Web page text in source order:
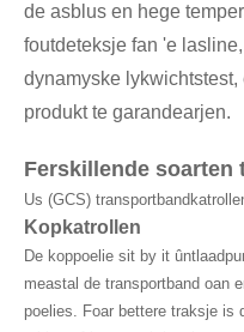
de asblus en hege
foutdeteksje fan 'e
dynamyske
produkt te garandearjen.
Ferskillende soarten
Us (GCS)
Kopkatrollen
De koppoelie sit by it
meastal de transportband oan
poelies. Foar bettere traksje is